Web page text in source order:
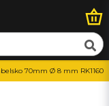
70mm Ø 8 mm RK1160